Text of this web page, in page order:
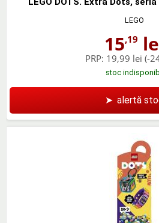
LEGO
15,19
PRP: 19,99 lei (-
stoc
➤ alertă